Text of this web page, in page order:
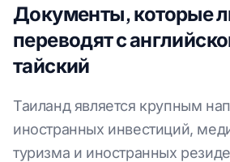
Документы, которые
переводят с
тайский
Таиланд является крупным
иностранных инвестиций,
туризма и иностранных